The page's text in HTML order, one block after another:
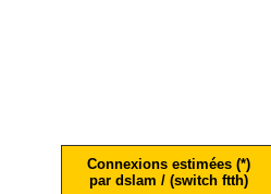
Connexions estimées (*)
par dslam / (switch ftth)